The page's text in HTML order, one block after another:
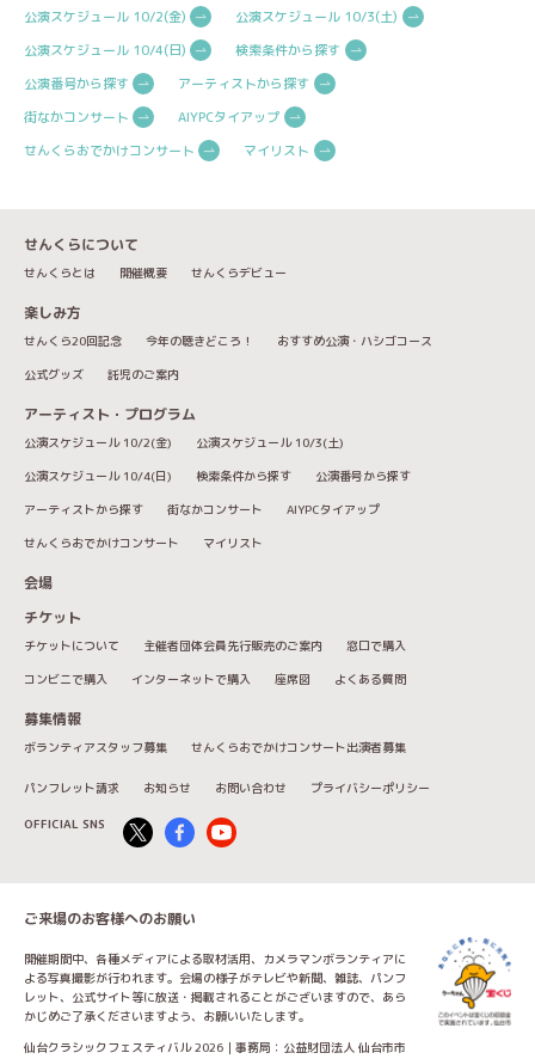
公演スケジュール 10/2(金)
公演スケジュール 10/3(土)
公演スケジュール 10/4(日)
検索条件から探す
公演番号から探す
アーティストから探す
街なかコンサート
AIYPCタイアップ
せんくらおでかけコンサート
マイリスト
せんくらについて
せんくらとは 開催概要 せんくらデビュー
楽しみ方
せんくら20回記念 今年の聴きどころ！
おすすめ公演・ハシゴコース
公式グッズ
託児のご案内
アーティスト・プログラム
公演スケジュール 10/2(金)
公演スケジュール 10/3(土)
公演スケジュール 10/4(日)
検索条件から探す
公演番号から探す
アーティストから探す
街なかコンサート
AIYPCタイアップ
せんくらおでかけコンサート
マイリスト
会場
チケット
チケットについて 主催者団体会員先行販売のご案内
窓口で購入
コンビニで購入
インターネットで購入 座席図 よくある質問
募集情報
ボランティアスタッフ募集 せんくらおでかけコンサート出演者募集
パンフレット請求 お知らせ お問い合わせ プライバシーポリシー
OFFICIAL SNS
ご来場のお客様へのお願い
開催期間中、各種メディアによる取材活用、カメラマンボランティアに
よる写真撮影が行われます。会場の様子がテレビや新聞、雑誌、パンフ
レット、公式サイト等に放送・掲載されることがございますので、あら
かじめご了承くださいますよう、お願いいたします。
仙台クラシックフェスティバル 2026｜事務局：公益財団法人 仙台市市